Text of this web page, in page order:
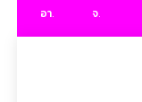
อา. จ.